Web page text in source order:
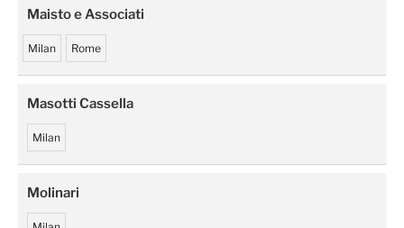
Maisto e Associati
Milan Rome
Masotti Cassella
Milan
Molinari